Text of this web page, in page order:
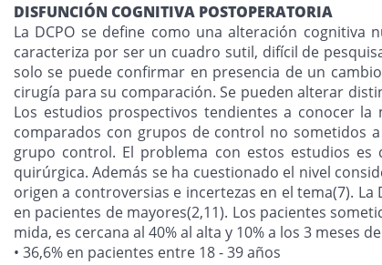
DISFUNCIÓN COGNITIVA POSTOPERATORIA
La DCPO se define como una alteración
caracteriza por ser un cuadro sutil, difícil de
solo se puede confirmar en presencia de un
cirugía para su comparación. Se pueden alterar
Los estudios prospectivos tendientes a conocer
comparados con grupos de control no sometidos
grupo control. El problema con estos estudios
quirúrgica. Además se ha cuestionado el nivel
origen a controversias e incertezas en el tema(7).
en pacientes de mayores(2,11). Los pacientes
mida, es cercana al 40% al alta y 10% a los 3 meses
• 36,6% en pacientes entre 18 - 39 años